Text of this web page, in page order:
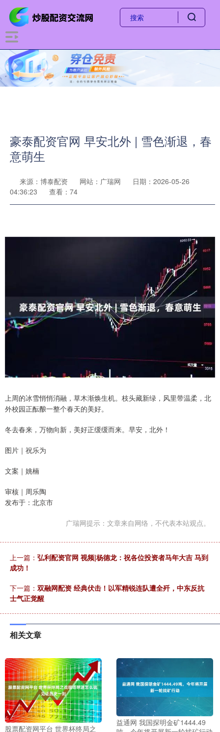
豪泰配资官网 早安北外 | 雪色渐退，春
意萌生
来源：博泰配资 网站：广瑞网
日期：2026-05-26
04:36:23
查看：74
上周的冰雪悄悄消融，草木渐焕生机。枝头藏新绿，风里带温柔，北
外校园正酝酿一整个春天的美好。
冬去春来，万物向新，美好正缓缓而来。早安，北外！
图片｜祝乐为
文案｜姚楠
审核｜周乐陶
发布于：北京市
广瑞网提示：文章来自网络，不代表本站观点。
上一篇： 弘利配资官网 视频|杨德龙：祝各位投资者马年大吉 马到
成功！
下一篇： 双融网配资 经典伏击！以军精锐连队遭全歼，中东反抗
士气正觉醒
相关文章
股票配资网平台 世界杯终局之
益通网 我国探明金矿1444.49